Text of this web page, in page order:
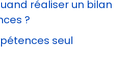
réaliser un bilan
?
seul